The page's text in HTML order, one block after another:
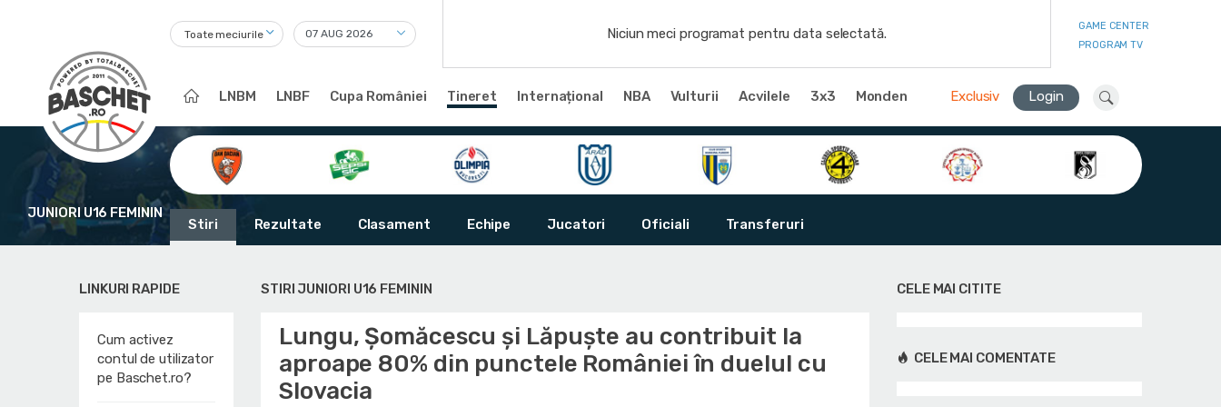
Toate meciurile Niciun meci programat pentru data selectată.
GAME CENTER
PROGRAM TV
LNBM LNBF Cupa României Tineret Internațional NBA Vulturii Acvilele 3x3 Monden Exclusiv Login
JUNIORI U16 FEMININ
Stiri Rezultate Clasament Echipe Jucatori Oficiali Transferuri
LINKURI RAPIDE
Cum activez
contul de utilizator
pe Baschet.ro?
STIRI JUNIORI U16 FEMININ
Lungu, Șomăcescu și Lăpuște au contribuit la
aproape 80% din punctele României în duelul cu
Slovacia
CELE MAI CITITE
CELE MAI COMENTATE